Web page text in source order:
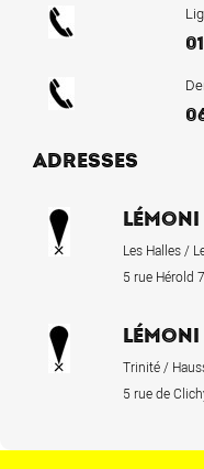
ADRESSES
LÉMONI
Les Halles /
5 rue Hérold
Trinité /
5 rue de